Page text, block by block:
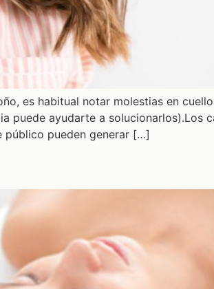
es habitual notar molestias en
puede ayudarte a solucionarlos).Los
público pueden generar […]